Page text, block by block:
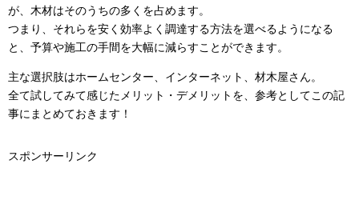
が、木材はそのうちの多くを占めます。
つまり、それらを安く効率よく調達する方法を選べるようになる
と、予算や施工の手間を大幅に減らすことができます。
主な選択肢はホームセンター、インターネット、材木屋さん。
全て試してみて感じたメリット・デメリットを、参考としてこの記
事にまとめておきます！
スポンサーリンク